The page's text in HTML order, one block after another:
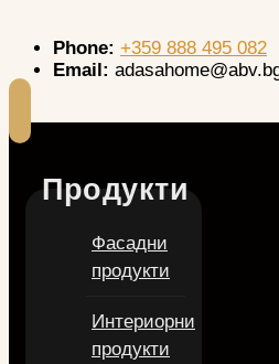
Phone: +359 888 495 082
Email:
Продукти
Фасадни
продукти
Интериорни
продукти